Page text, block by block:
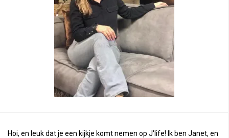
Hoi, en leuk dat je een kijkje komt nemen op J'life! Ik ben Janet, en